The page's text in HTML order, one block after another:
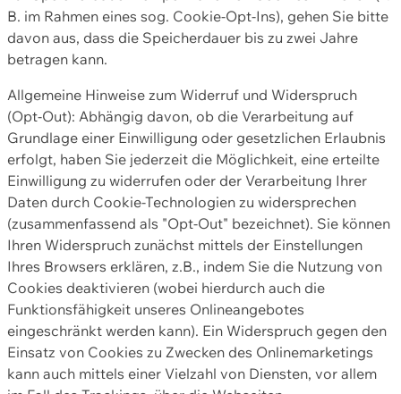
B. im Rahmen eines sog. Cookie-Opt-Ins), gehen Sie bitte
davon aus, dass die Speicherdauer bis zu zwei Jahre
betragen kann.
Allgemeine Hinweise zum Widerruf und Widerspruch
(Opt-Out): Abhängig davon, ob die Verarbeitung auf
Grundlage einer Einwilligung oder gesetzlichen Erlaubnis
erfolgt, haben Sie jederzeit die Möglichkeit, eine erteilte
Einwilligung zu widerrufen oder der Verarbeitung Ihrer
Daten durch Cookie-Technologien zu widersprechen
(zusammenfassend als "Opt-Out" bezeichnet). Sie können
Ihren Widerspruch zunächst mittels der Einstellungen
Ihres Browsers erklären, z.B., indem Sie die Nutzung von
Cookies deaktivieren (wobei hierdurch auch die
Funktionsfähigkeit unseres Onlineangebotes
eingeschränkt werden kann). Ein Widerspruch gegen den
Einsatz von Cookies zu Zwecken des Onlinemarketings
kann auch mittels einer Vielzahl von Diensten, vor allem